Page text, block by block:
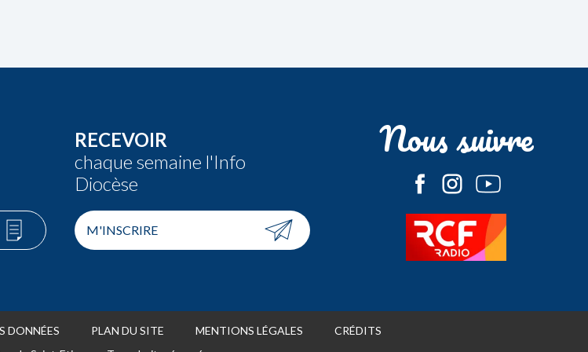
RECEVOIR
chaque semaine l'Info
Diocèse
M'INSCRIRE
Nous suivre
DONNÉES PLAN DU SITE MENTIONS LÉGALES
CRÉDITS